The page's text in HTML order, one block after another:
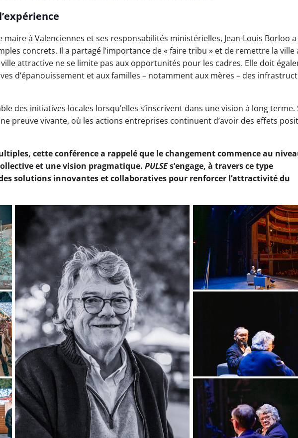
maire à Valenciennes et ses responsabilités ministérielles, Jean-Louis Borloo a
concrets. Il a partagé l’importance de « faire tribu » et de remettre la ville
attractive ne se limite pas aux opportunités pour les cadres. Elle doit
d’épanouissement et aux familles – notamment aux mères – des
des initiatives locales lorsqu’elles s’inscrivent dans une vision à long terme.
preuve vivante, où les actions entreprises continuent d’avoir des effets
cette conférence a rappelé que le changement commence au
et une vision pragmatique. PULSEs’engage, à travers ce type
solutions innovantes et collaboratives pour renforcer l’attractivité du